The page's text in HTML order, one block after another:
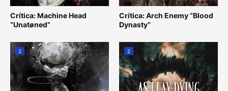
Crítica: Machine Head
“Unatøned”
Crítica: Arch Enemy “Blood
Dynasty”
2 2